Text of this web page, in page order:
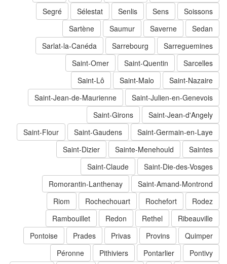
Soissons
Sens
Senlis
Sélestat
Segré
Sedan
Saverne
Saumur
Sartène
Sarreguemines
Sarrebourg
Sarlat-la-Canéda
Sarcelles
Saint-Quentin
Saint-Omer
Saint-Nazaire
Saint-Malo
Saint-Lô
Saint-Julien-en-Genevois
Saint-Jean-de-Maurienne
Saint-Jean-d'Angely
Saint-Girons
Saint-Germain-en-Laye
Saint-Gaudens
Saint-Flour
Saintes
Sainte-Menehould
Saint-Dizier
Saint-Die-des-Vosges
Saint-Claude
Saint-Amand-Montrond
Romorantin-Lanthenay
Rodez
Rochefort
Rochechouart
Riom
Ribeauville
Rethel
Redon
Rambouillet
Quimper
Provins
Privas
Prades
Pontoise
Pontivy
Pontarlier
Pithiviers
Péronne